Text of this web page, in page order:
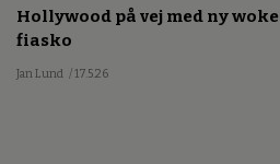
Hollywood på vej med ny woke
fiasko
Jan Lund / 17.5.26